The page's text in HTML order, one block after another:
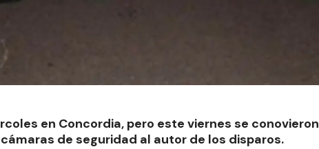
en Concordia, pero este viernes se conovieron
de seguridad al autor de los disparos.